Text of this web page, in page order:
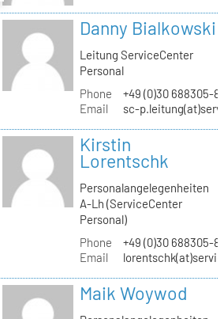
Danny Bialkowski
Leitung ServiceCenter
Personal
Phone
+49 (0)30 688305-
Email
sc-
Kirstin
Lorentschk
Personalangelegenheiten
A-Lh (ServiceCenter
Personal)
Phone
+49 (0)30 688305-
Email
Maik Woywod